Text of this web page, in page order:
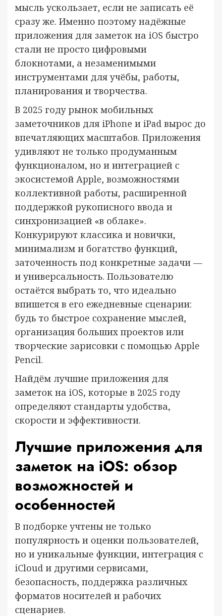
мысль ускользает, если не записать её
сразу же. Именно поэтому надёжные
приложения для заметок на iOS быстро
стали не просто цифровыми
блокнотами, а незаменимыми
инструментами для учёбы, работы,
планирования и творчества.
В 2025 году рынок мобильных
заметочников для iPhone и iPad вырос до
впечатляющих масштабов. Приложения
удивляют не только продуманным
функционалом, но и интеграцией с
экосистемой Apple, возможностями
коллективной работы, расширенной
поддержкой рукописного ввода и
синхронизацией «в облаке».
Конкурируют классика и новички,
минимализм и богатство функций,
заточенность под конкретные задачи —
и универсальность. Пользователю
остаётся выбрать то, что идеально
впишется в его ежедневные сценарии:
будь то быстрое сохранение мыслей,
организация больших проектов или
творческие зарисовки с помощью Apple
Pencil.
Найдём лучшие приложения для
заметок на iOS, которые в 2025 году
определяют стандарты удобства,
скорости и эффективности.
Лучшие приложения для
заметок на iOS: обзор
возможностей и
особенностей
В подборке учтены не только
популярность и оценки пользователей,
но и уникальные функции, интеграция с
iCloud и другими сервисами,
безопасность, поддержка различных
форматов носителей и рабочих
сценариев.